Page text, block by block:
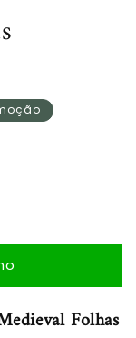
Folhas